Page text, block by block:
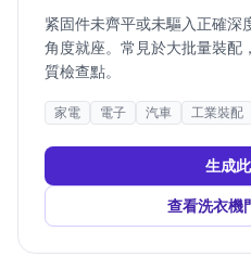
紧固件未齊平或未驅入正確深
角度就座。常見於大批量裝配
質檢查點。
家電 電子 汽車 工業裝配
生成
查看洗衣機